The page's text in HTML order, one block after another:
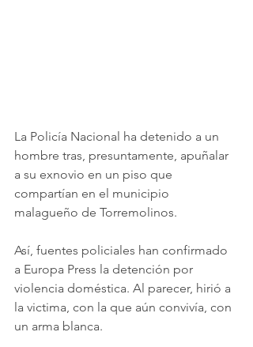
La Policía Nacional ha detenido a un
hombre tras, presuntamente, apuñalar
a su exnovio en un piso que
compartían en el municipio
malagueño de Torremolinos.
Así, fuentes policiales han confirmado
a Europa Press la detención por
violencia doméstica. Al parecer, hirió a
la victima, con la que aún convivía, con
un arma blanca.